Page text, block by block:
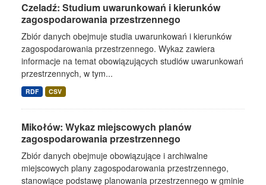
Czeladź: Studium uwarunkowań i kierunków
zagospodarowania przestrzennego
Zbiór danych obejmuje studia uwarunkowań i kierunków
zagospodarowania przestrzennego. Wykaz zawiera
informacje na temat obowiązujących studiów uwarunkowań
przestrzennych, w tym...
RDF CSV
Mikołów: Wykaz miejscowych planów
zagospodarowania przestrzennego
Zbiór danych obejmuje obowiązujące i archiwalne
miejscowych plany zagospodarowania przestrzennego,
stanowiące podstawę planowania przestrzennego w gminie